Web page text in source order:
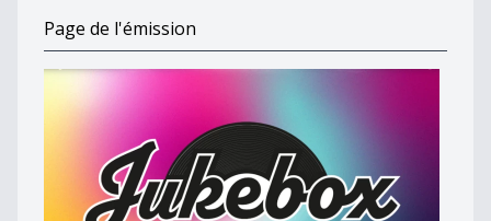
Page de l'émission